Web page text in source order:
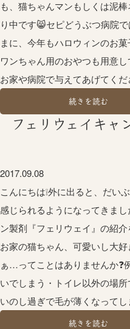
も、猫ちゃんマンもしくは泥
り中です😸セピどうぶつ病院
まに、今年もハロウィンのお
ワンちゃん用のおやつも用意
お家や病院で与えてあげてく
続きを読む
フェリウェイキャ
2017.09.08
こんにちは❕外に出ると、だい
感じられるようになってきま
ン製剤『フェリウェイ』の紹
お家の猫ちゃん、可愛いし大
ぁ…ってことはありませんか❓
いでしまう・トイレ以外の場
いのし過ぎで毛が薄くなって
続きを読む